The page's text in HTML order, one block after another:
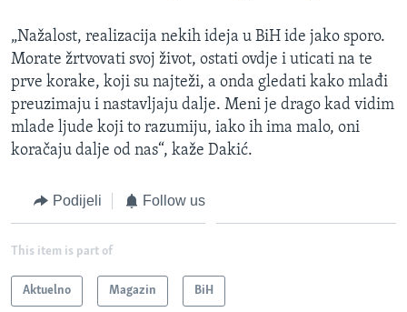
„Nažalost, realizacija nekih ideja u BiH ide jako sporo.
Morate žrtvovati svoj život, ostati ovdje i uticati na te
prve korake, koji su najteži, a onda gledati kako mlađi
preuzimaju i nastavljaju dalje. Meni je drago kad vidim
mlade ljude koji to razumiju, iako ih ima malo, oni
koračaju dalje od nas“, kaže Dakić.
Podijeli Follow us
This item is part of
Aktuelno Magazin BiH